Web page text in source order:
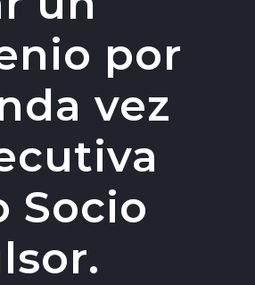
por
vez
Socio